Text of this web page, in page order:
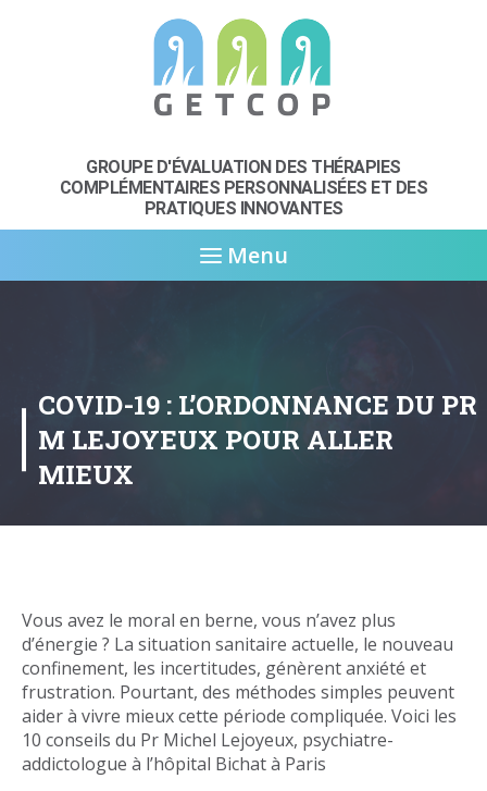
GROUPE D'ÉVALUATION DES THÉRAPIES
COMPLÉMENTAIRES PERSONNALISÉES ET DES
PRATIQUES INNOVANTES
Menu
COVID-19 : L’ORDONNANCE DU PR
M LEJOYEUX POUR ALLER
MIEUX
Vous avez le moral en berne, vous n’avez plus
d’énergie ? La situation sanitaire actuelle, le nouveau
confinement, les incertitudes, génèrent anxiété et
frustration. Pourtant, des méthodes simples peuvent
aider à vivre mieux cette période compliquée. Voici les
10 conseils du Pr Michel Lejoyeux, psychiatre-
addictologue à l’hôpital Bichat à Paris